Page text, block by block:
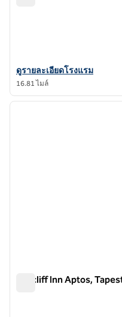
ดูรายละเอียดโรงแรมสําหรับ
ดูรายละเอียดโรงแรม
16.81 ไมล์
1 จาก 12
Seacliff Inn Aptos,